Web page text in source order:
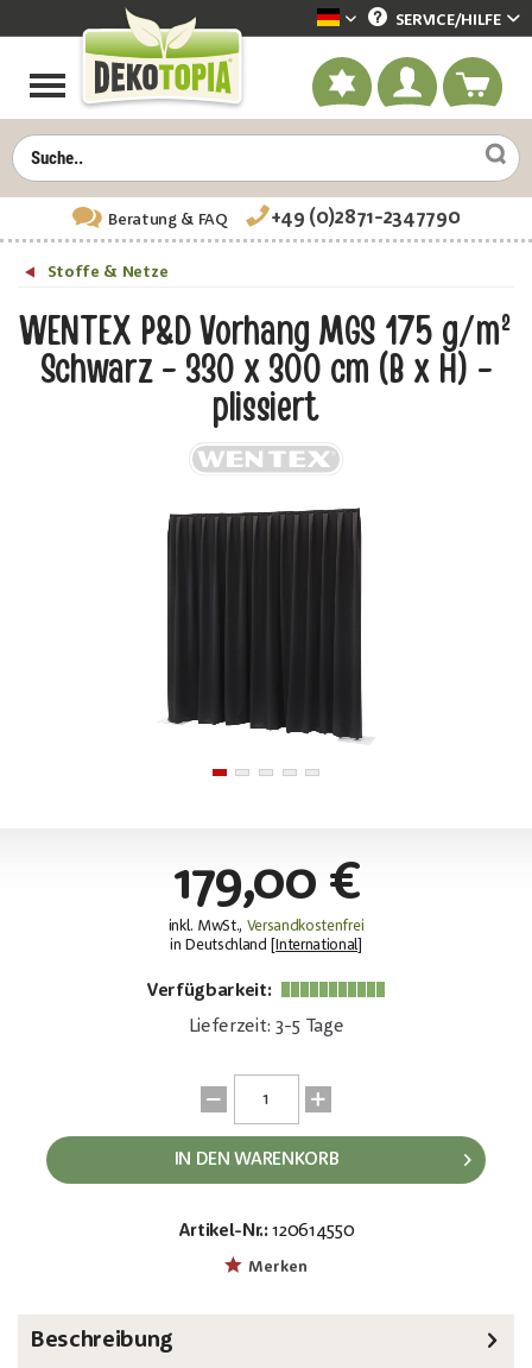
Dekotopia deutsch
SERVICE/HILFE
Beratung& FAQ +49 (0)2871-2347790
Stoffe & Netze
WENTEX P&D Vorhang MGS 175 g/m²
Schwarz - 330 x 300 cm (B x H) -
plissiert
179,00 €
inkl. MwSt., Versandkostenfrei
in Deutschland [
International]
Verfügbarkeit:
Lieferzeit: 3-5 Tage
IN DEN WARENKORB
Artikel-Nr.: 120614550
Merken
Beschreibung